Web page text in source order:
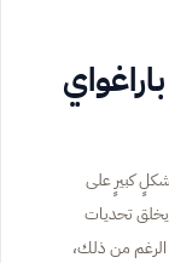
كبيرٍ على
يخلق تحديات
من ذلك،